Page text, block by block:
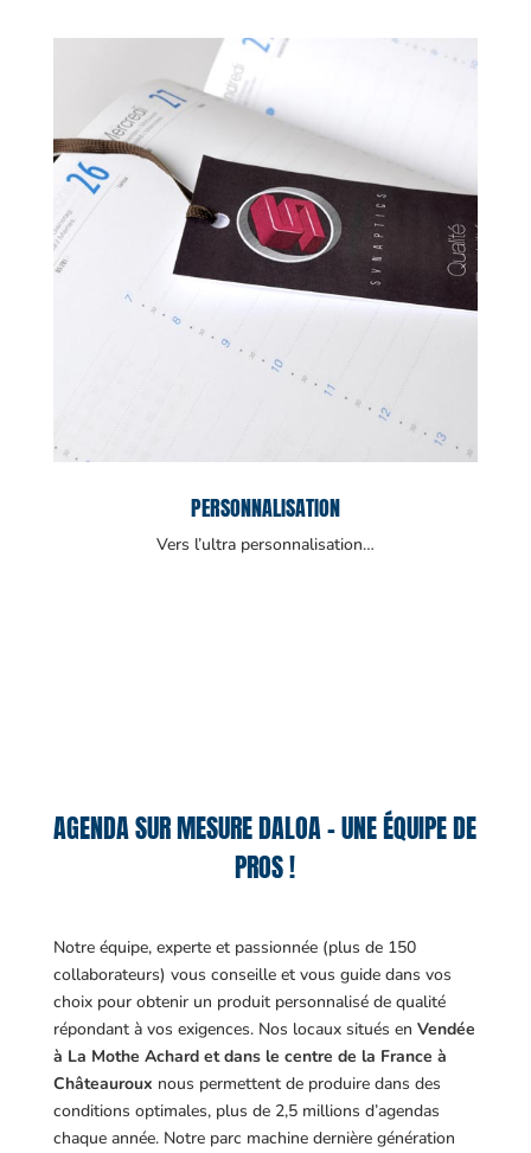
PERSONNALISATION
Vers l’ultra personnalisation…
AGENDA SUR MESURE DALOA – UNE ÉQUIPE DE
PROS !
Notre équipe, experte et passionnée (plus de 150
collaborateurs) vous conseille et vous guide dans vos
choix pour obtenir un produit personnalisé de qualité
répondant à vos exigences. Nos locaux situés en Vendée
à La Mothe Achard et dans le centre de la France à
Châteauroux nous permettent de produire dans des
conditions optimales, plus de 2,5 millions d’agendas
chaque année. Notre parc machine dernière génération